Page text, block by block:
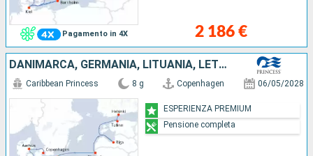
Pagamento in 4X 2 186 €
DANIMARCA, GERMANIA, LITUANIA, LETTONIA, ESTONIA, FINLANDIA
Caribbean Princess 8 g Copenhagen 06/05/2028
ESPERIENZA PREMIUM
Pensione completa